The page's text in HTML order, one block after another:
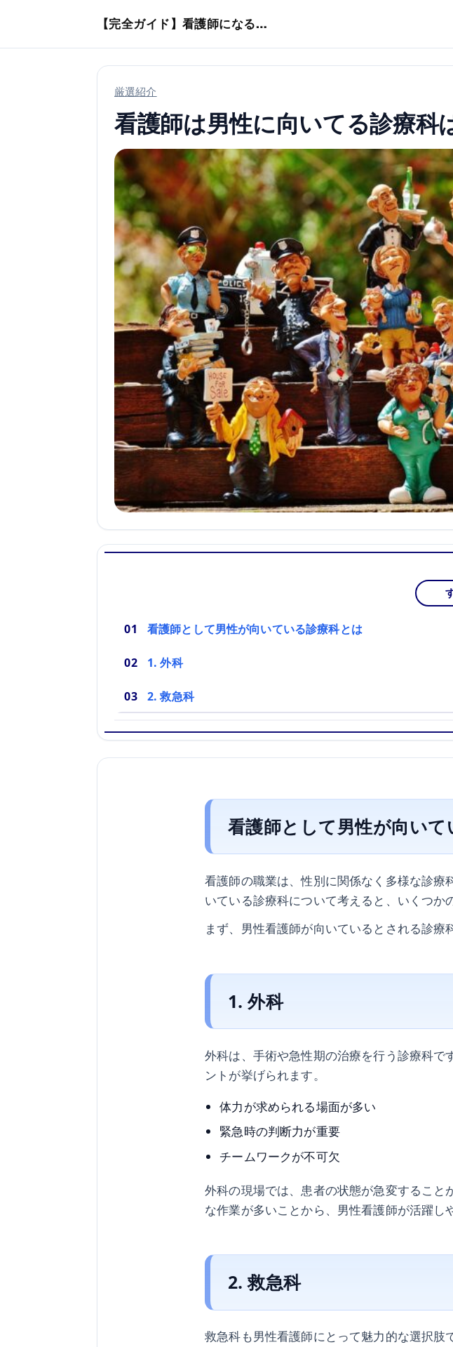
【完全ガイド】看護師になるまでのステップ＆スケジュール
厳選紹介
看護師は男性に向いてる診療科
看護師として男性が向いている診療科とは
1. 外科
2. 救急科
看護師として男性が向い
看護師の職業は、性別に関係なく多様な診
いている診療科について考えると、いくつか
まず、男性看護師が向いているとされる診療
1. 外科
外科は、手術や急性期の治療を行う診療科で
ントが挙げられます。
体力が求められる場面が多い
緊急時の判断力が重要
チームワークが不可欠
外科の現場では、患者の状態が急変するこ
な作業が多いことから、男性看護師が活躍し
2. 救急科
救急科も男性看護師にとって魅力的な選択肢